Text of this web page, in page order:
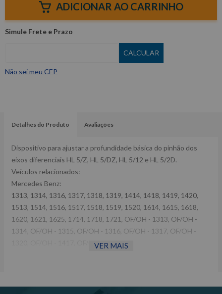
ADICIONAR AO CARRINHO
Não sei meu CEP
Detalhes do Produto Avaliações
Dispositivo para ajustar a profundidade básica do pinhão dos
eixos diferenciais HL 5/Z, HL 5/DZ, HL 5/12 e HL 5/2D.
Veículos relacionados:
Mercedes Benz:
1313, 1314, 1316, 1317, 1318, 1319, 1414, 1418, 1419, 1420,
1513, 1514, 1516, 1517, 1518, 1519, 1520, 1614, 1615, 1618,
1620, 1621, 1625, 1714, 1718, 1721, OF/OH - 1313, OF/OH -
1314, OF/OH - 1315, OF/OH - 1316, OF/OH - 1317, OF/OH -
1320, OF/OH - 1417, OF/OH - 1418
VER MAIS